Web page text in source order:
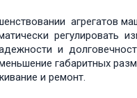
агрегатов
регулировать
и
габаритных
и ремонт.